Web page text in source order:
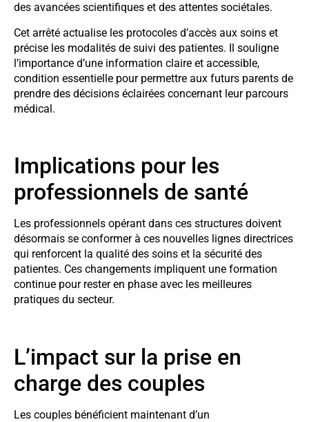
des avancées scientifiques et des attentes sociétales.
Cet arrêté actualise les protocoles d’accès aux soins et
précise les modalités de suivi des patientes. Il souligne
l’importance d’une information claire et accessible,
condition essentielle pour permettre aux futurs parents de
prendre des décisions éclairées concernant leur parcours
médical.
Implications pour les
professionnels de santé
Les professionnels opérant dans ces structures doivent
désormais se conformer à ces nouvelles lignes directrices
qui renforcent la qualité des soins et la sécurité des
patientes. Ces changements impliquent une formation
continue pour rester en phase avec les meilleures
pratiques du secteur.
L’impact sur la prise en
charge des couples
Les couples bénéficient maintenant d’un